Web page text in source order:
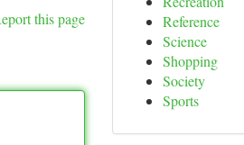
this page
Reference
Science
Shopping
Society
Sports